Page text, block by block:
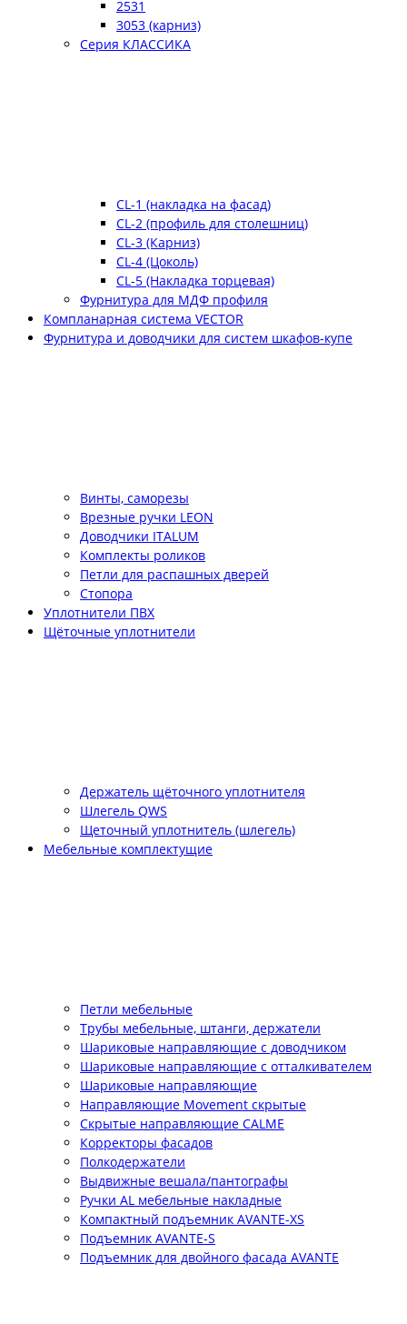
2531
3053 (карниз)
Серия КЛАССИКА
CL-1 (накладка на фасад)
CL-2 (профиль для столешниц)
CL-3 (Карниз)
CL-4 (Цоколь)
CL-5 (Накладка торцевая)
Фурнитура для МДФ профиля
Компланарная система VECTOR
Фурнитура и доводчики для систем шкафов-купе
Винты, саморезы
Врезные ручки LEON
Доводчики ITALUM
Комплекты роликов
Петли для распашных дверей
Стопора
Уплотнители ПВХ
Щёточные уплотнители
Держатель щёточного уплотнителя
Шлегель QWS
Щеточный уплотнитель (шлегель)
Мебельные комплектущие
Петли мебельные
Трубы мебельные, штанги, держатели
Шариковые направляющие с доводчиком
Шариковые направляющие с отталкивателем
Шариковые направляющие
Направляющие Movement скрытые
Скрытые направляющие CALME
Корректоры фасадов
Полкодержатели
Выдвижные вешала/пантографы
Ручки AL мебельные накладные
Компактный подъемник АVANTE-XS
Подъемник АVANTE-S
Подъемник для двойного фасада АVANTE